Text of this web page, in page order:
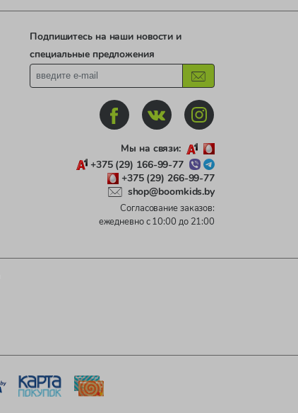
Подпишитесь на наши новости и
специальные предложения
Мы на связи:
+375 (29) 166-99-77
+375 (29) 266-99-77
shop@boomkids.by
Согласование заказов:
ежедневно с 10:00 до 21:00